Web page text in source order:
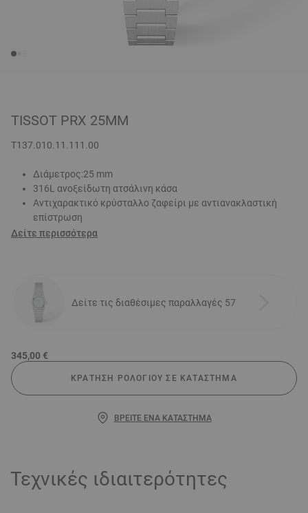
TISSOT PRX 25MM
T137.010.11.111.00
Διάμετρος:25 mm
316L ανοξείδωτη ατσάλινη κάσα
Αντιχαρακτικό κρύσταλλο ζαφείρι με αντιανακλαστική
επίστρωση
Δείτε περισσότερα
Δείτε τις διαθέσιμες παραλλαγές 57
345,00 €
ΚΡΆΤΗΣΗ ΡΟΛΟΓΙΟΎ ΣΕ ΚΑΤΆΣΤΗΜΑ
ΒΡΕΊΤΕ ΈΝΑ ΚΑΤΆΣΤΗΜΑ
Τεχνικές ιδιαιτερότητες